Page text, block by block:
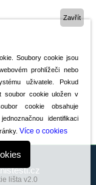
Zavřít
Soubory cookie jsou
prohlížeči nebo
uživatele. Pokud
soubor cookie uložen v
cookie obsahuje
identifikaci
Více o cookies
lišta v2.0